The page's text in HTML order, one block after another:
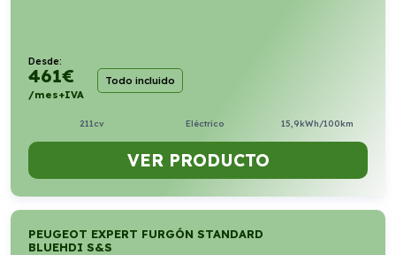
Desde:
461€
/mes+IVA
Todo incluido
211cv Eléctrico 15,9kWh/100km
VER PRODUCTO
PEUGEOT EXPERT FURGÓN STANDARD
BLUEHDI S&S